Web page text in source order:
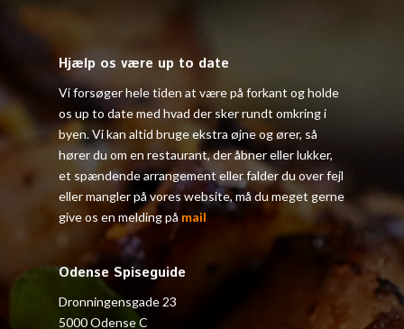
Hjælp os være up to date
Vi forsøger hele tiden at være på forkant og holde
os up to date med hvad der sker rundt omkring i
byen. Vi kan altid bruge ekstra øjne og ører, så
hører du om en restaurant, der åbner eller lukker,
et spændende arrangement eller falder du over fejl
eller mangler på vores website, må du meget gerne
give os en melding på mail
Odense Spiseguide
Dronningensgade 23
5000 Odense C